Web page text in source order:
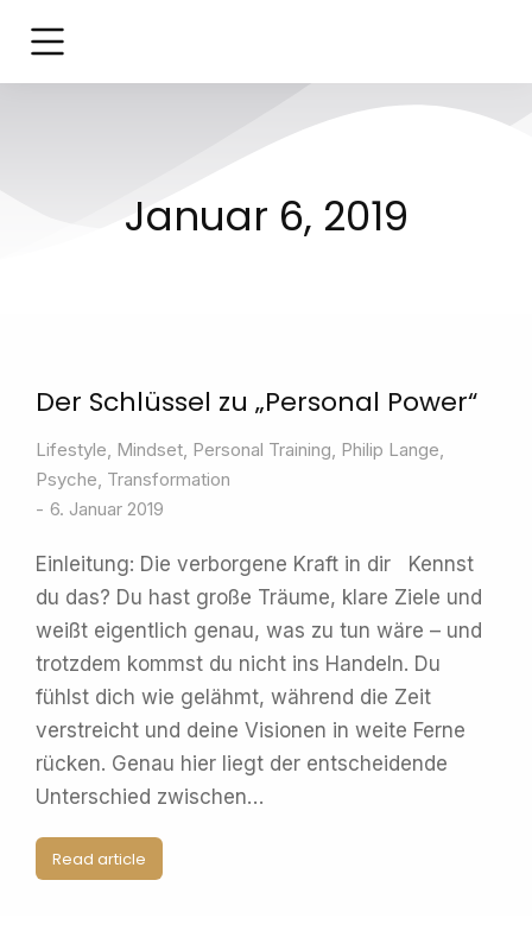
Januar 6, 2019
Der Schlüssel zu „Personal Power“
Lifestyle, Mindset, Personal Training, Philip Lange,
Psyche, Transformation
6. Januar 2019
Einleitung: Die verborgene Kraft in dir Kennst
du das? Du hast große Träume, klare Ziele und
weißt eigentlich genau, was zu tun wäre – und
trotzdem kommst du nicht ins Handeln. Du
fühlst dich wie gelähmt, während die Zeit
verstreicht und deine Visionen in weite Ferne
rücken. Genau hier liegt der entscheidende
Unterschied zwischen…
Read article